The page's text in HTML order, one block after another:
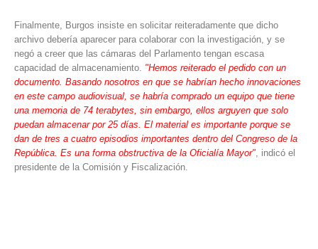
Finalmente, Burgos insiste en solicitar reiteradamente que dicho
archivo debería aparecer para colaborar con la investigación, y se
negó a creer que las cámaras del Parlamento tengan escasa
capacidad de almacenamiento. "Hemos reiterado el pedido con un
documento. Basando nosotros en que se habrían hecho innovaciones
en este campo audiovisual, se habría comprado un equipo que tiene
una memoria de 74 terabytes, sin embargo, ellos arguyen que solo
puedan almacenar por 25 días. El material es importante porque se
dan de tres a cuatro episodios importantes dentro del Congreso de la
República. Es una forma obstructiva de la Oficialía Mayor", indicó el
presidente de la Comisión y Fiscalización.